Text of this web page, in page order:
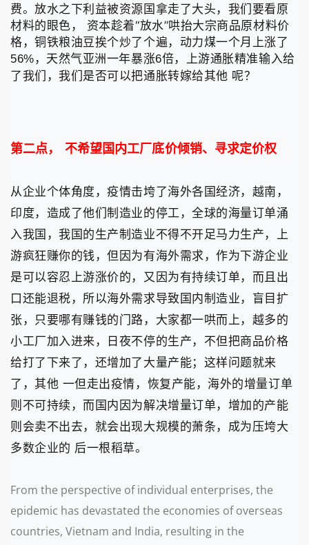
费。放水之下利益被资源国拿走了大头，我们要看原
材料的眼色， 资本趁着“放水”哄抬大宗商品原材料价
格，铜铁粮油豆挨个炒了个遍，动力煤一个月上涨了
56% ，天然气亚洲一年暴涨6倍，上游通胀精准输入给
了我们，我们是否可以把通胀转嫁给其他 呢？
第二点， 不希望国内工厂底价倾销、寻求定价权
从企业个体角度，疫情击垮了海外各国经济，越南，
印度，造成了他们制造业的停工，全球的海量订单涌
入我国，我国的生产制造业不得不开足马力生产，上
游疯狂赚你的钱，但因为有海外需求，作为下游企业
是可以容忍上游涨价的，又因为有持续订单，而且出
口还能退税，所以海外需求导致国内制造业，盲目扩
张，只要哪有赚钱的门路，大家都一哄而上，越多的
小工厂加入进来，日夜不停的生产，不但把商品价格
给打了下来了，还增加了大量产能；这样问题就来
了，其他 一但走出疫情，恢复产能，海外的增量订单
则不可持续，而国内因为解决增量订单，增加的产能
则会卖不出去，就会出现大规模的萧条，成为压垮大
多数企业的 后一根稻草。
From the perspective of individual enterprises, the
epidemic has devastated the economies of overseas
countries, Vietnam and India, resulting in the